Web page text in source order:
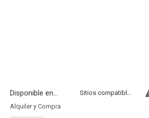
Disponible en...
Sitios compatibles
Alquiler y Compra